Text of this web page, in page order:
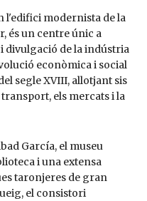
l'edifici modernista de la
és un centre únic a
divulgació de la indústria
econòmica i social
segle XVIII, allotjant sis
els mercats i la
García, el museu
i una extensa
taronjeres de gran
el consistori